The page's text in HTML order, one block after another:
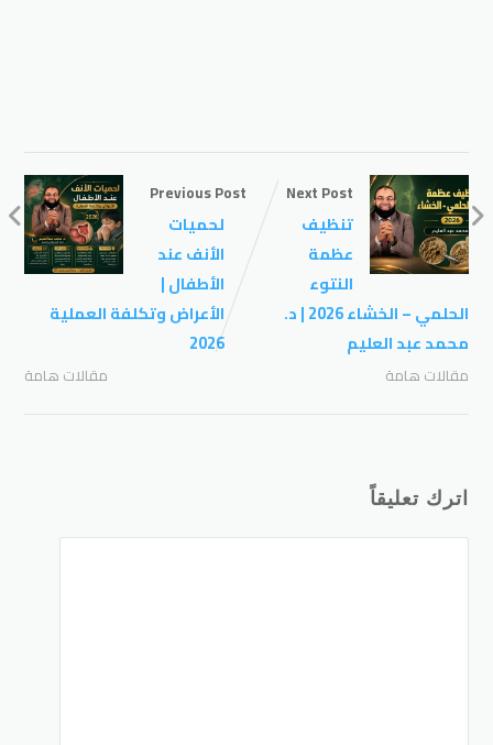
Previous Post
لحميات
الأنف عند
الأطفال |
الأعراض وتكلفة العملية
2026
مقالات هامة
Next Post
تنظيف
عظمة
النتوء
الحلمي – الخشاء 2026 | د.
محمد عبد العليم
مقالات هامة
اترك تعليقاً